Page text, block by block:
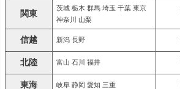
関東
茨城 栃木 群馬 埼玉 千葉 東京
神奈川 山梨
信越 新潟 長野
北陸 富山 石川 福井
東海 岐阜 静岡 愛知 三重